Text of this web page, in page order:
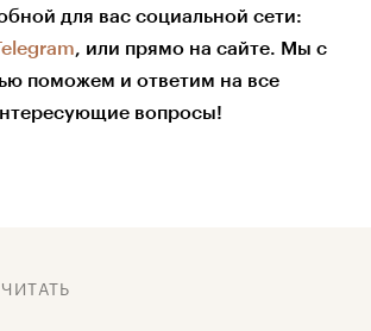
для вас социальной сети:
, или прямо на сайте. Мы с
поможем и ответим на все
вопросы!